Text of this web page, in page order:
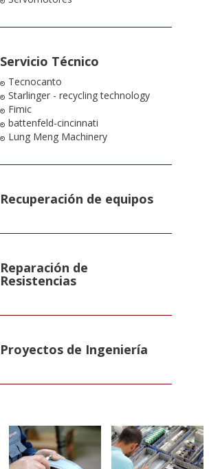
Servicio Técnico
Tecnocanto
Starlinger - recycling technology
Fimic
battenfeld-cincinnati
Lung Meng Machinery
Recuperación de equipos
Reparación de
Resistencias
Proyectos de Ingeniería